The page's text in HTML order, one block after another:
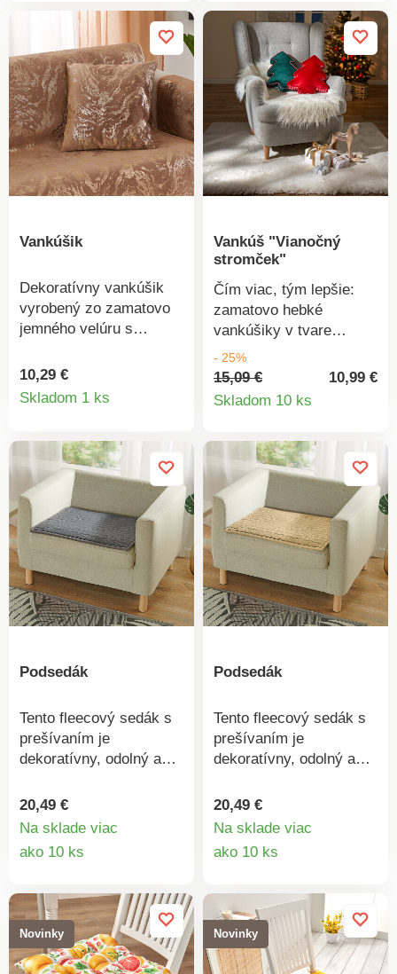
Textúrovaný materiál. 1
strana dvojfarebná s
originálnym
zakončením. 1 strana
jednofarebná. Obliečku
je možné stiahnuť a
vyprať. Zapínanie na
zips.
Textúrovaný materiál. 1
strana dvojfarebná s
originálnym
zakončením. 1 strana
jednofarebná. Obliečku
je možné stiahnuť a
vyprať. Zapínanie na
zips.
Vankúšik
Dekoratívny vankúšik
vyrobený zo zamatovo
jemného velúru s
dokonale zladený s
prikrývkami. Zapínanie
velúr. Vrátane výplne.
Eldo.
10,29 €
Skladom 1 ks
Vankúš "Vianočný
stromček"
Čím viac, tým lepšie:
zamatovo hebké
vankúšiky v tvare
stromčekov. S jemným
ozdobným lemovaním -
dekoratívne a
spracovania. Vrátane
výplňového vankúša.
100% polyester, 35 x 35
cm.
- 25%
15,09 €
10,99 €
Skladom 10 ks
Detail
Podsedák
Tento fleecový sedák s
prešívaním je
dekoratívny, odolný a
s domácimi miláčikmi.
Chráni sedaciu plochu
škvrnami a
opotrebovaním.
Skladný, možno
zrolovať.
20,49 €
Na sklade viac
ako 10 ks
Podsedák
Tento fleecový sedák s
prešívaním je
dekoratívny, odolný a
s domácimi miláčikmi.
Chráni sedaciu plochu
škvrnami a
opotrebovaním.
Skladný, možno
zrolovať.
20,49 €
Na sklade viac
ako 10 ks
Novinky Novinky